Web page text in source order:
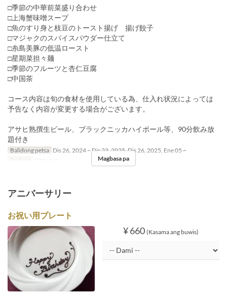
□季節の中華前菜盛り合わせ
□上海蟹味噌スープ
□魚のすり身と枝豆のトースト揚げ 揚げ餃子
□マジャクのスパイスパウダー仕立て
□糸島美豚の低温ロースト
□星期菜担々麺
□季節のフルーツと杏仁豆腐
□中国茶
コース内容は旬の食材を使用している為、仕入れ状況によっては
予告なく内容が変更する場合がございます。
アサヒ熟撰生ビール、ブラックニッカハイボール等、90分飲み放
題付き
Balidong petsa Dis 26, 2024 ~ Dis 23, 2025, Dis 26, 2025, Ene 05 ~
Pagkain
Hapunan Magbasa pa
アニバーサリー
お祝い用プレート
¥ 660 (Kasama ang buwis)